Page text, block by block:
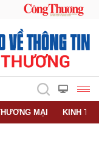
MẠI KINH TẾ